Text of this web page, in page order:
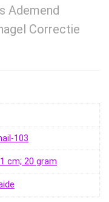
Ademend
Correctie
103
cm; 20 gram